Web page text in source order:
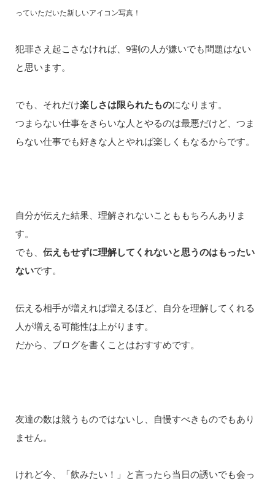
っていただいた新しいアイコン写真！
犯罪さえ起こさなければ、9割の人が嫌いでも問題はない
と思います。
でも、それだけ楽しさは限られたものになります。
つまらない仕事をきらいな人とやるのは最悪だけど、つま
らない仕事でも好きな人とやれば楽しくもなるからです。
自分が伝えた結果、理解されないことももちろんありま
す。
でも、 伝えもせずに理解してくれないと思うのはもったい
ないです。
伝える相手が増えれば増えるほど、自分を理解してくれる
人が増える可能性は上がります。
だから、ブログを書くことはおすすめです。
友達の数は競うものではないし、自慢すべきものでもあり
ません。
けれど今、「飲みたい！」と言ったら当日の誘いでも会っ